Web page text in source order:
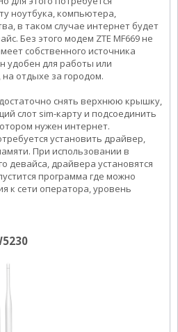
ноутбука, компьютера,
в таком случае интернет будет
Без этого модем ZTE MF669 не
собственного источника
удобен для работы или
отдыхе за городом.
снять верхнюю крышку,
слот sim-карту и подсоединить
нужен интернет.
установить драйвер,
При использовании в
девайса, драйвера установятся
программа где можно
к сети оператора, уровень